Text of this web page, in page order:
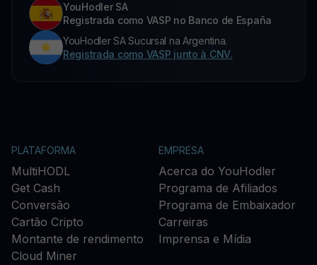
YouHodler SA
Registrada como VASP no Banco de España
YouHodler SA Sucursal na Argentina.
Registrada como VASP junto à CNV.
PLATAFORMA
MultiHODL
Get Cash
Conversão
Cartão Cripto
Montante de rendimento
Cloud Miner
EMPRESA
Acerca do YouHodler
Programa de Afiliados
Programa de Embaixador
Carreiras
Imprensa e Mídia